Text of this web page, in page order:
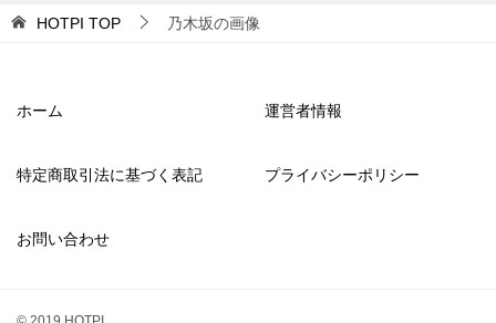
HOTPI TOP 乃木坂の画像
ホーム 運営者情報
特定商取引法に基づく表記 プライバシーポリシー
お問い合わせ
© 2019 HOTPI